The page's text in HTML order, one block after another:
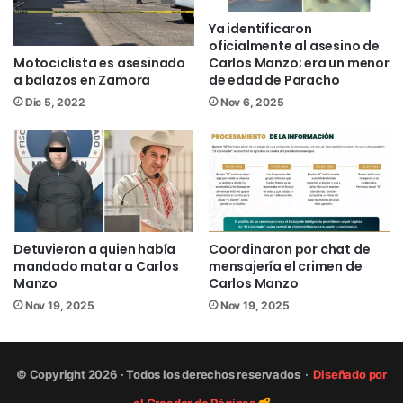
Ver más nota roja de Michoacán
Síguenos en:
Facebook/NoticiasEnSintesis
Twitter @NsintesisMich
asesinato
Motociclista es asesinado
a balazos en Zamora
Dic 5, 2022
Ya identificaron
oficialmente al asesino de
Carlos Manzo; era un menor
de edad de Paracho
Nov 6, 2025
Detuvieron a quien había
mandado matar a Carlos
Manzo
Nov 19, 2025
Coordinaron por chat de
mensajería el crimen de
Carlos Manzo
Nov 19, 2025
© Copyright 2026 · Todos los derechos reservados ·Diseñado por